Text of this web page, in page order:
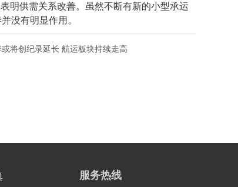
明供需关系改善。虽然不断有新的小型承运
没有明显作用。
将创纪录延长 航运板块持续走高
服务热线